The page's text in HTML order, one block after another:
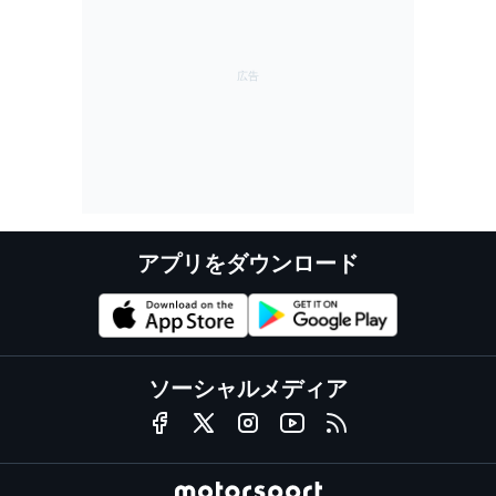
アプリをダウンロード
ソーシャルメディア